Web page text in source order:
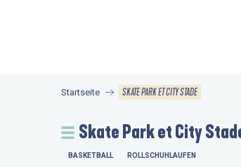
Startseite SKATE PARK ET CITY STADE
Skate Park et City
BASKETBALL ROLLSCHUHLAUFEN